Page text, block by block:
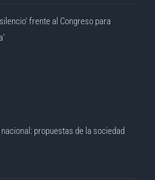
frente al Congreso para
propuestas de la sociedad